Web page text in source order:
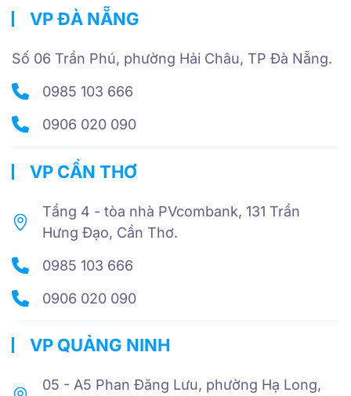
VP ĐÀ NẴNG
Số 06 Trần Phú, phường Hải Châu, TP Đà Nẵng.
0985 103 666
0906 020 090
VP CẦN THƠ
Tầng 4 - tòa nhà PVcombank, 131 Trần
Hưng Đạo, Cần Thơ.
0985 103 666
0906 020 090
VP QUẢNG NINH
05 - A5 Phan Đăng Lưu, phường Hạ Long,